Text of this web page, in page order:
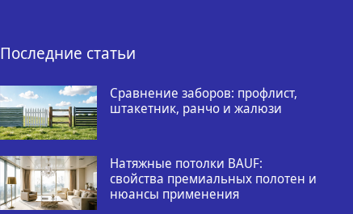
Последние статьи
Сравнение заборов: профлист,
штакетник, ранчо и жалюзи
Натяжные потолки BAUF:
свойства премиальных полотен и
нюансы применения